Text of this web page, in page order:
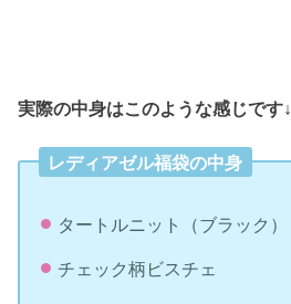
実際の中身はこのような感じです↓
レディアゼル福袋の中身
タートルニット（ブラック）
チェック柄ビスチェ